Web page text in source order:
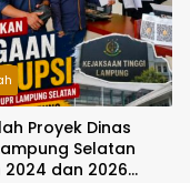
Proyek Dinas
Selatan
2024 dan 2026